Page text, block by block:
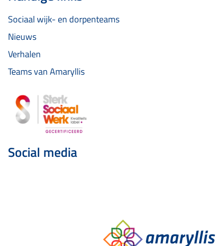
Sociaal wijk- en dorpenteams
Nieuws
Verhalen
Teams van Amaryllis
Social media